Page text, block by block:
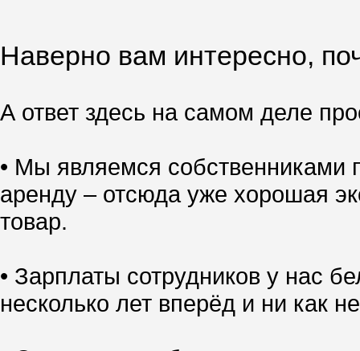
Наверно вам интересно,
А ответ здесь на самом деле
• Мы являемся собственниками
аренду – отсюда уже хорошая
товар.
• Зарплаты сотрудников у нас
несколько лет вперёд и ни как